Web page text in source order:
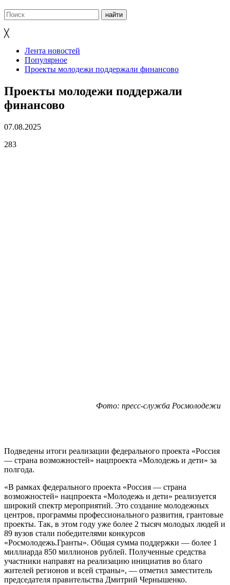
╳
Лента новостей
Популярное
Проекты молодежи поддержали финансово
Проекты молодежи поддержали
финансово
07.08.2025
283
Фото: пресс-служба Росмолодежи
Подведены итоги реализации федерального проекта «Россия
— страна возможностей» нацпроекта «Молодежь и дети» за
полгода.
«В рамках федерального проекта «Россия — страна
возможностей» нацпроекта «Молодежь и дети» реализуется
широкий спектр мероприятий. Это создание молодежных
центров, программы профессионального развития, грантовые
проекты. Так, в этом году уже более 2 тысяч молодых людей и
89 вузов стали победителями конкурсов
«Росмолодежь.Гранты». Общая сумма поддержки — более 1
миллиарда 850 миллионов рублей. Полученные средства
участники направят на реализацию инициатив во благо
жителей регионов и всей страны», — отметил заместитель
председателя правительства Дмитрий Чернышенко.